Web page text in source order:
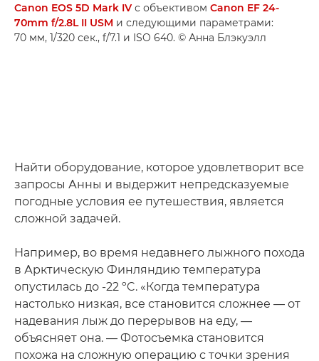
Canon EOS 5D Mark IV с объективом Canon EF 24-
70mm f/2.8L II USM и следующими параметрами:
70 мм, 1/320 сек., f/7.1 и ISO 640. © Анна Блэкуэлл
Найти оборудование, которое удовлетворит все
запросы Анны и выдержит непредсказуемые
погодные условия ее путешествия, является
сложной задачей.
Например, во время недавнего лыжного похода
в Арктическую Финляндию температура
опустилась до -22 ºC. «Когда температура
настолько низкая, все становится сложнее — от
надевания лыж до перерывов на еду, —
объясняет она. — Фотосъемка становится
похожа на сложную операцию с точки зрения